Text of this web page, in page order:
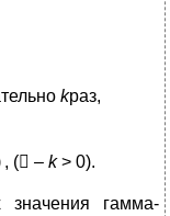
kраз,
, ( – k> 0).
значения гамма-